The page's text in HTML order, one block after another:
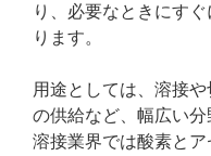
り、必要なときにす
ります。
用途としては、溶接
の供給など、幅広い分
溶接業界では酸素と